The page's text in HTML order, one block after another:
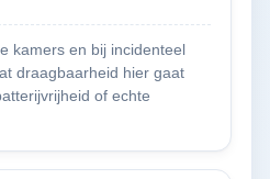
kamers en bij incidenteel
draagbaarheid hier gaat
of echte